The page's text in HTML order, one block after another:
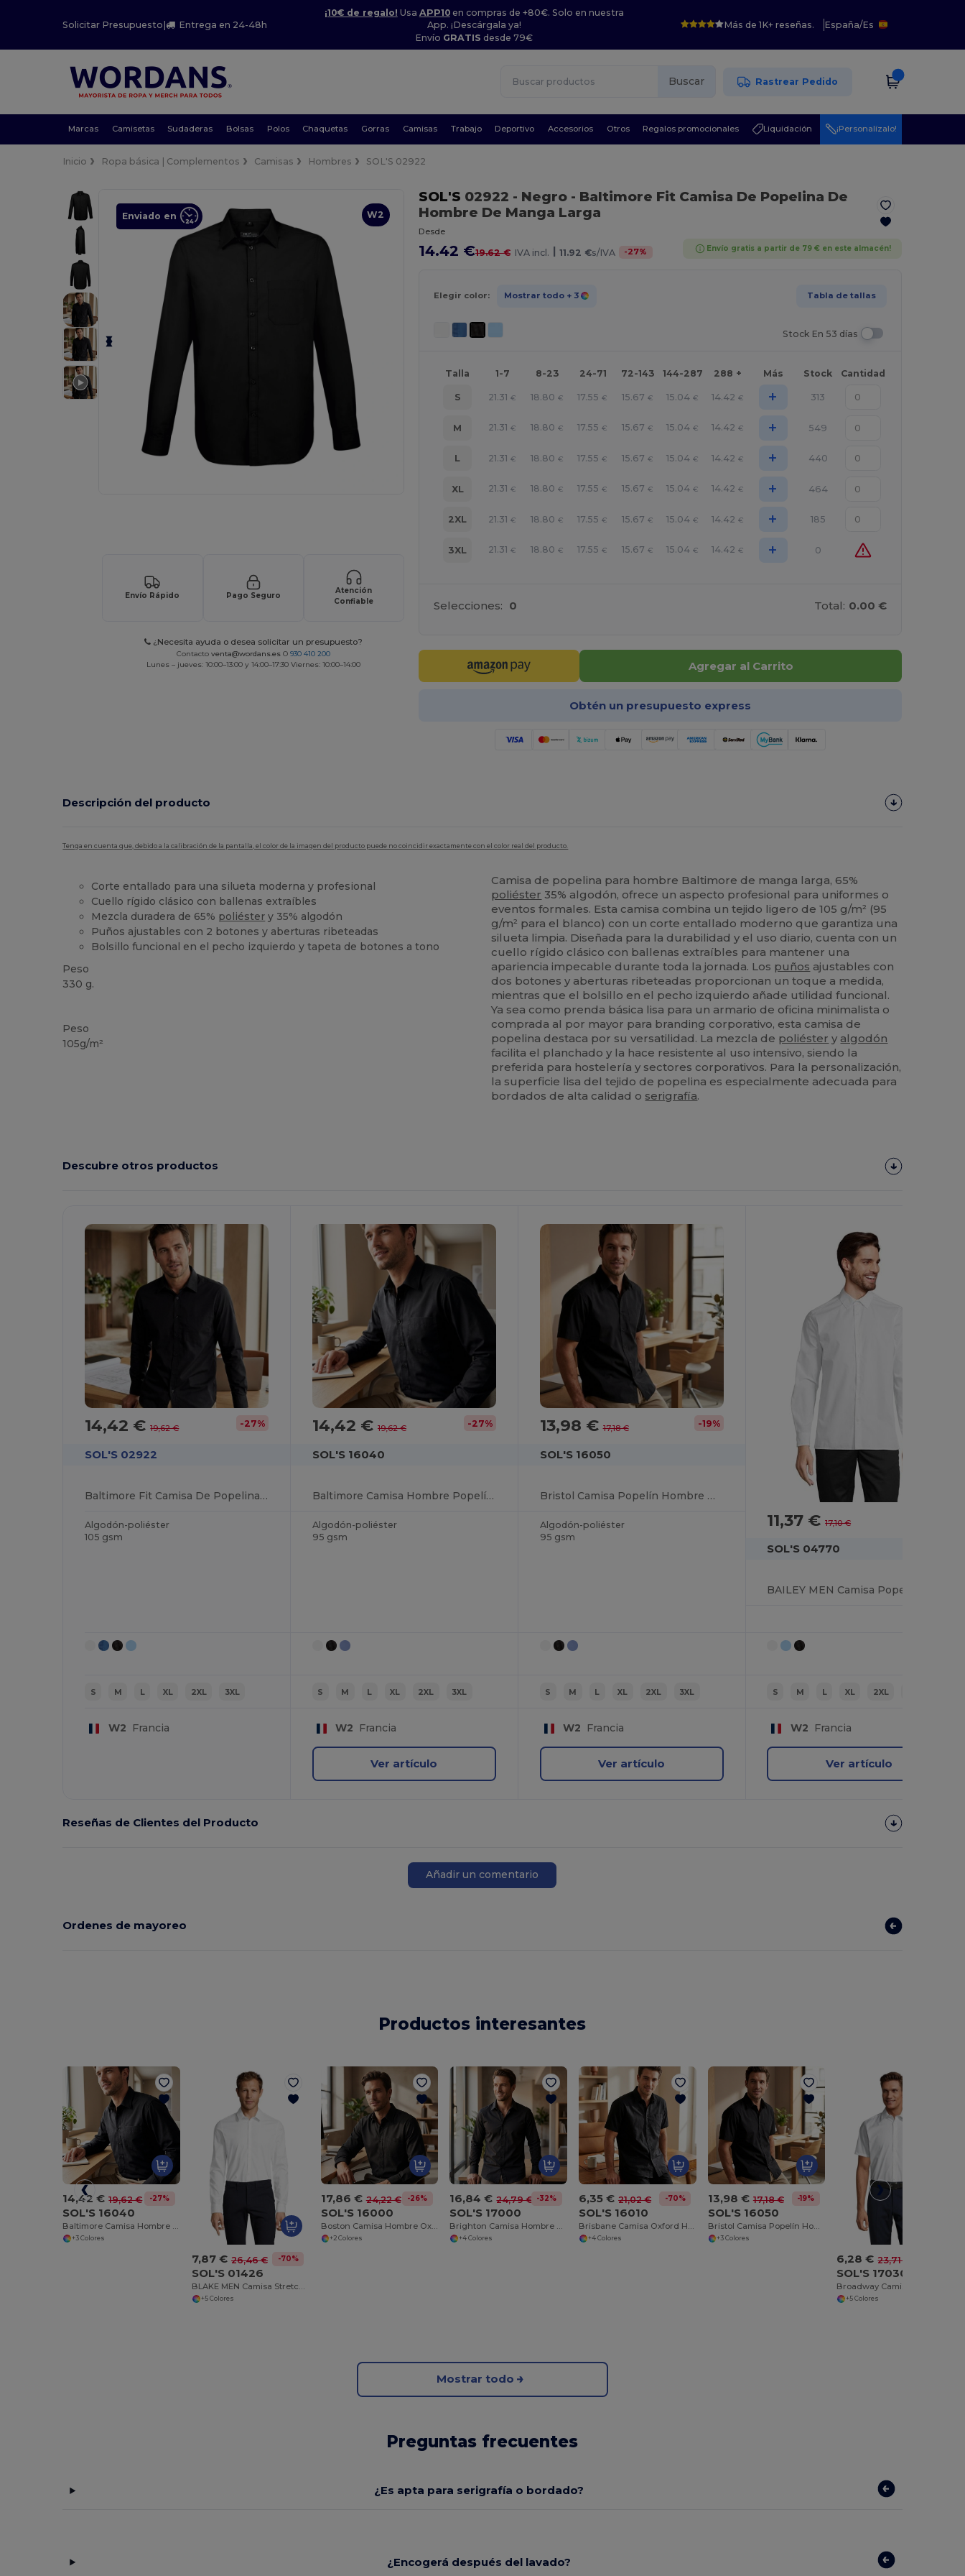
Solicitar Presupuesto | Entrega en 24-48h
¡10€ de regalo! Usa APP10en compras de +80€. Solo en nuestra
App. ¡Descárgala ya!
Envío GRATIS desde 79€
Más de 1K+ reseñas. España/Es
Buscar Rastrear Pedido
Marcas Camisetas Sudaderas Bolsas Polos Chaquetas Gorras Camisas Trabajo Deportivo Accesorios Otros Regalos promocionales Liquidación ¡Personalízalo!
Inicio Ropa básica | Complementos Camisas Hombres SOL'S 02922
W2
Enviado en
Envío Rápido Pago Seguro
Atención
Confiable
¿Necesita ayuda o desea solicitar un presupuesto?
Contacto venta@wordans.es O 930 410 200
Lunes – jueves: 10:00–13:00 y 14:00–17:30 Viernes: 10:00–14:00
SOL'S 02922 - Negro- Baltimore Fit Camisa De Popelina De
Hombre De Manga Larga
Desde
14.42 €19.62 € IVA incl. | 11.92 €s/IVA -27% Envío gratis a partir de 79 € en este almacén!
Elegir color: Mostrar todo + 3 Tabla de tallas
Stock En 53 días
Talla 1-7 8-23 24-71 72-143 144-287 288 + Más Stock Cantidad
S 21.31 € 18.80 € 17.55 € 15.67 € 15.04 € 14.42 € + 313
M 21.31 € 18.80 € 17.55 € 15.67 € 15.04 € 14.42 € + 549
L 21.31 € 18.80 € 17.55 € 15.67 € 15.04 € 14.42 € + 440
XL 21.31 € 18.80 € 17.55 € 15.67 € 15.04 € 14.42 € + 464
2XL 21.31 € 18.80 € 17.55 € 15.67 € 15.04 € 14.42 € + 185
3XL 21.31 € 18.80 € 17.55 € 15.67 € 15.04 € 14.42 € + 0
Selecciones: 0 Total: 0.00 €
Agregar al Carrito
Obtén un presupuesto express
Descripción del producto
Tenga en cuenta que, debido a la calibración de la pantalla, el color de la imagen del producto puede no coincidir exactamente con el color real del producto.
Corte entallado para una silueta moderna y profesional
Cuello rígido clásico con ballenas extraíbles
Mezcla duradera de 65% poliéster y 35% algodón
Puños ajustables con 2 botones y aberturas ribeteadas
Bolsillo funcional en el pecho izquierdo y tapeta de botones a tono
Peso
330 g.
Peso
105g/m²
Camisa de popelina para hombre Baltimore de manga larga, 65%
poliéster 35% algodón, ofrece un aspecto profesional para uniformes o
eventos formales. Esta camisa combina un tejido ligero de 105 g/m² (95
g/m² para el blanco) con un corte entallado moderno que garantiza una
silueta limpia. Diseñada para la durabilidad y el uso diario, cuenta con un
cuello rígido clásico con ballenas extraíbles para mantener una
apariencia impecable durante toda la jornada. Los puños ajustables con
dos botones y aberturas ribeteadas proporcionan un toque a medida,
mientras que el bolsillo en el pecho izquierdo añade utilidad funcional.
Ya sea como prenda básica lisa para un armario de oficina minimalista o
comprada al por mayor para branding corporativo, esta camisa de
popelina destaca por su versatilidad. La mezcla de poliéster y algodón
facilita el planchado y la hace resistente al uso intensivo, siendo la
preferida para hostelería y sectores corporativos. Para la personalización,
la superficie lisa del tejido de popelina es especialmente adecuada para
bordados de alta calidad o serigrafía.
Descubre otros productos
14,42 €19,62 € -27%
SOL'S 02922
Baltimore Fit Camisa De Popelina De Hombre De Manga Larga
Algodón-poliéster
105 gsm
S M L XL 2XL 3XL
W2 Francia
14,42 € 19,62 € -27%
SOL'S 16040
Baltimore Camisa Hombre Popelín Manga Larga
Algodón-poliéster
95 gsm
S M L XL 2XL 3XL
W2 Francia
Ver artículo
13,98 €17,18 € -19%
SOL'S 16050
Bristol Camisa Popelín Hombre Manga Corta
Algodón-poliéster
95 gsm
S M L XL 2XL 3XL
W2 Francia
Ver artículo
11,37 €17,10 €
SOL'S 04770
S M L XL 2XL
W2 Francia
Ver artículo
Reseñas de Clientes del Producto
Añadir un comentario
Ordenes de mayoreo
Productos interesantes
14,42 € 19,62 € -27%
SOL'S 16040
+3 Colores
7,87 € 26,46 € -70%
SOL'S 01426
BLAKE MEN Camisa Stretch Hombre Manga Larga
+5 Colores
17,86 € 24,22 € -26%
SOL'S 16000
Boston Camisa Hombre Oxford Manga Larga
+2 Colores
16,84 € 24,79 € -32%
SOL'S 17000
+4 Colores
6,35 € 21,02 € -70%
SOL'S 16010
+4 Colores
13,98 € 17,18 € -19%
SOL'S 16050
Bristol Camisa Popelín Hombre Manga Corta
+3 Colores
6,28 € 23,71 €
SOL'S 17030
+5 Colores
Mostrar todo
Preguntas frecuentes
¿Es apta para serigrafía o bordado?
¿Encogerá después del lavado?